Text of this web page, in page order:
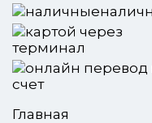
Главная